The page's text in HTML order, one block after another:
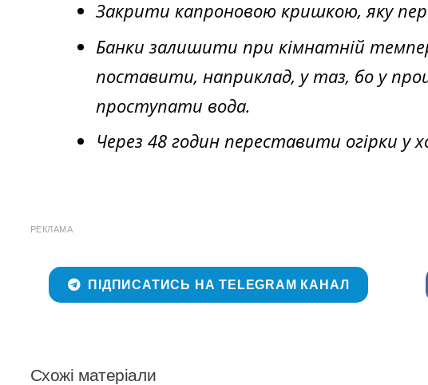
Закрити капроновою кришкою, яку
Банки залишити при кімнатній
поставити, наприклад, у таз, бо у
проступати вода.
Через 48 годин переставити огірки у
РЕКЛАМА
ПІДПИСАТИСЬ НА TELEGRAM КАНАЛ
Схожі матеріали